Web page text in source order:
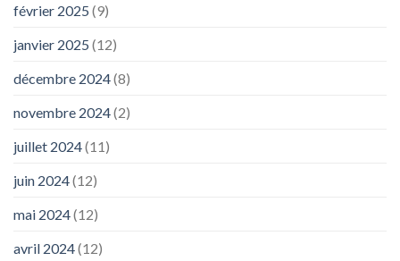
février 2025 (9)
janvier 2025 (12)
décembre 2024(8)
novembre 2024(2)
juillet 2024(11)
juin 2024(12)
mai 2024(12)
avril 2024(12)